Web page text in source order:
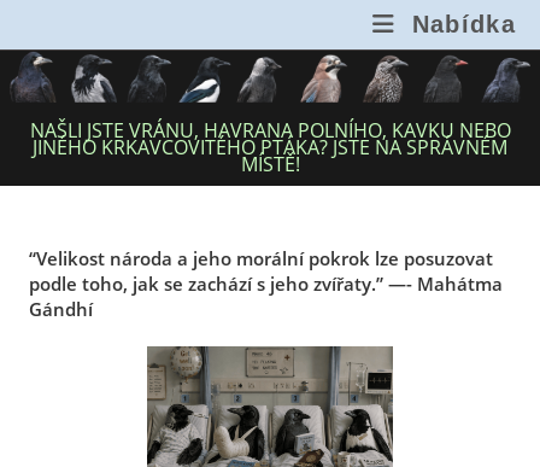
obsahu
Nabídka
NAŠLI JSTE VRÁNU, HAVRANA POLNÍHO, KAVKU NEBO
JINÉHO KRKAVCOVITÉHO PTÁKA? JSTE NA SPRÁVNÉM
MÍSTĚ!
“Velikost národa a jeho morální pokrok lze posuzovat
podle toho, jak se zachází s jeho zvířaty.” —- Mahátma
Gándhí